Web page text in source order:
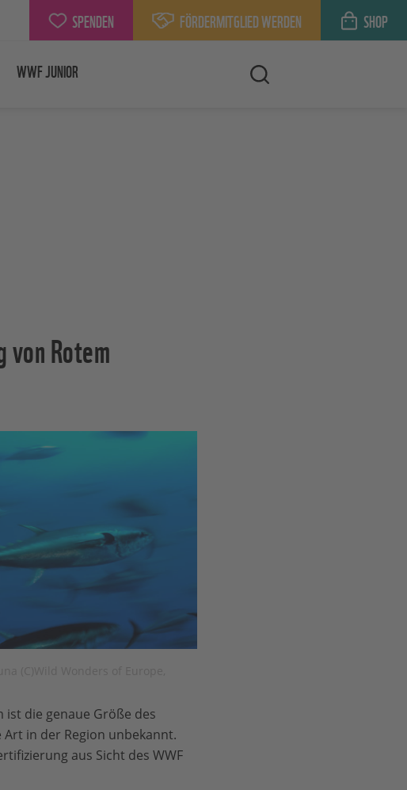
SPENDEN FÖRDERMITGLIED WERDEN SHOP
WWF JUNIOR
Rotem
die genaue Größe des
in der Region unbekannt.
aus Sicht des WWF